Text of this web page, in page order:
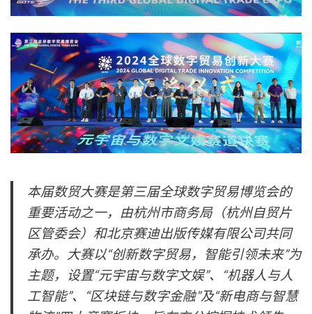
本届数贸大赛是第三届全球数字贸易博览会的
重要活动之一，由杭州市商务局（杭州自贸片
区管委会）和北京赛迪出版传媒有限公司共同
承办。大赛以“创新数字贸易，智能引领未来”为
主题，设置“元宇宙与数字文娱”、“机器人与人
工智能”、“区块链与数字金融”及“新电商与智慧